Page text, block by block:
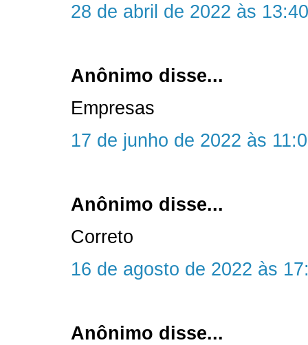
28 de abril de 2022 às 13:40
Anônimo disse...
Empresas
17 de junho de 2022 às
Anônimo disse...
Correto
16 de agosto de 2022 às
Anônimo disse...